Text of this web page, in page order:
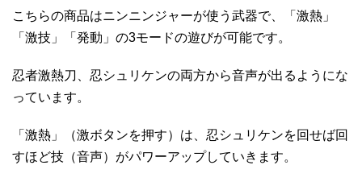
こちらの商品はニンニンジャーが使う武器で、「激熱」
「激技」「発動」の3モードの遊びが可能です。
忍者激熱刀、忍シュリケンの両方から音声が出るようにな
っています。
「激熱」（激ボタンを押す）は、忍シュリケンを回せば回
すほど技（音声）がパワーアップしていきます。